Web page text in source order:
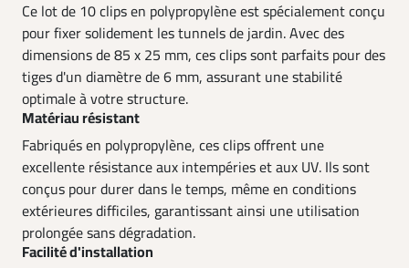
Ce lot de 10 clips en polypropylène est spécialement conçu
pour fixer solidement les tunnels de jardin. Avec des
dimensions de 85 x 25 mm, ces clips sont parfaits pour des
tiges d'un diamètre de 6 mm, assurant une stabilité
optimale à votre structure.
Matériau résistant
Fabriqués en polypropylène, ces clips offrent une
excellente résistance aux intempéries et aux UV. Ils sont
conçus pour durer dans le temps, même en conditions
extérieures difficiles, garantissant ainsi une utilisation
prolongée sans dégradation.
Facilité d'installation